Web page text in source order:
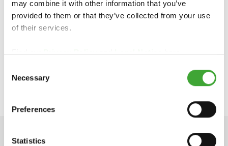
may combine it with other information that you’ve
provided to them or that they’ve collected from your use
of their services.
Find ourPrivacy PolicyandLegal Noticehere.
Selection
Necessary
Preferences
Statistics
Jular Madeiras, S.A.
Rua das Oliveiras 42
2680-458 Camarate
mail@jular.pt